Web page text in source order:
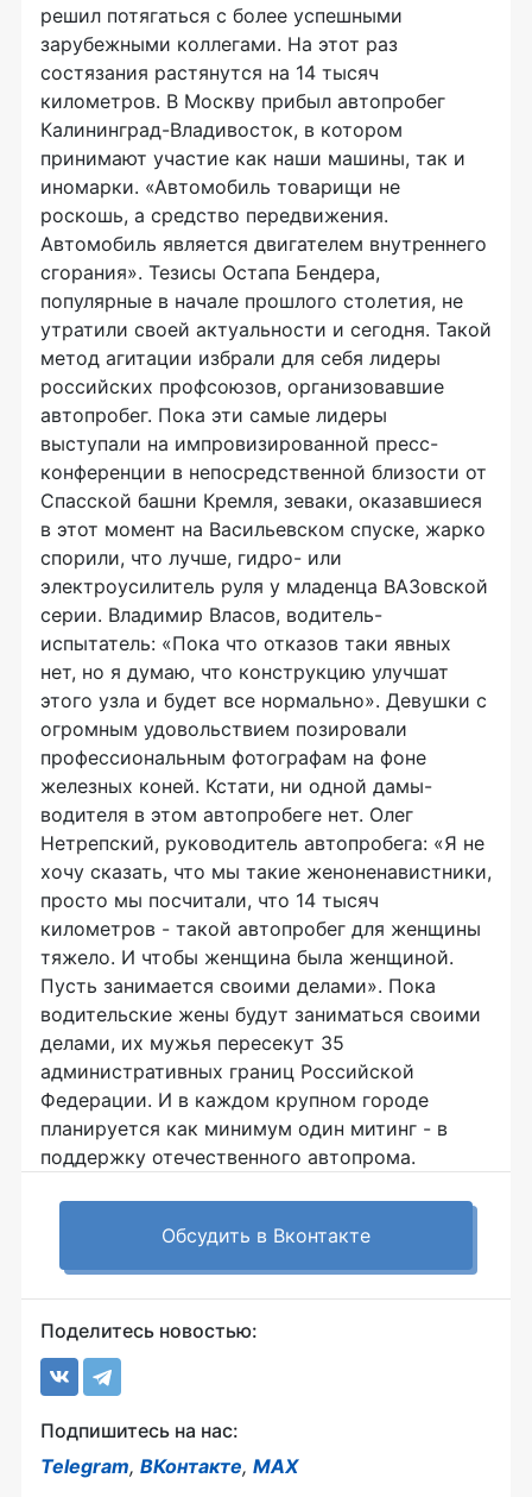
решил потягаться с более успешными
зарубежными коллегами. На этот раз
состязания растянутся на 14 тысяч
километров. В Москву прибыл автопробег
Калининград-Владивосток, в котором
принимают участие как наши машины, так и
иномарки. «Автомобиль товарищи не
роскошь, а средство передвижения.
Автомобиль является двигателем внутреннего
сгорания». Тезисы Остапа Бендера,
популярные в начале прошлого столетия, не
утратили своей актуальности и сегодня. Такой
метод агитации избрали для себя лидеры
российских профсоюзов, организовавшие
автопробег. Пока эти самые лидеры
выступали на импровизированной пресс-
конференции в непосредственной близости от
Спасской башни Кремля, зеваки, оказавшиеся
в этот момент на Васильевском спуске, жарко
спорили, что лучше, гидро- или
электроусилитель руля у младенца ВАЗовской
серии. Владимир Власов, водитель-
испытатель: «Пока что отказов таки явных
нет, но я думаю, что конструкцию улучшат
этого узла и будет все нормально». Девушки с
огромным удовольствием позировали
профессиональным фотографам на фоне
железных коней. Кстати, ни одной дамы-
водителя в этом автопробеге нет. Олег
Нетрепский, руководитель автопробега: «Я не
хочу сказать, что мы такие женоненавистники,
просто мы посчитали, что 14 тысяч
километров - такой автопробег для женщины
тяжело. И чтобы женщина была женщиной.
Пусть занимается своими делами». Пока
водительские жены будут заниматься своими
делами, их мужья пересекут 35
административных границ Российской
Федерации. И в каждом крупном городе
планируется как минимум один митинг - в
поддержку отечественного автопрома.
Обсудить в Вконтакте
Поделитесь новостью:
Подпишитесь на нас:
Telegram, ВКонтакте, MAX